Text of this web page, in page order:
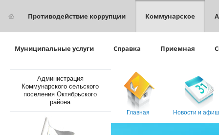
Противодействие коррупции Коммунарское
Муниципальные услуги Справка Приемная
Администрация
Коммунарского сельского
поселения Октябрьского
района
Главная Новости и